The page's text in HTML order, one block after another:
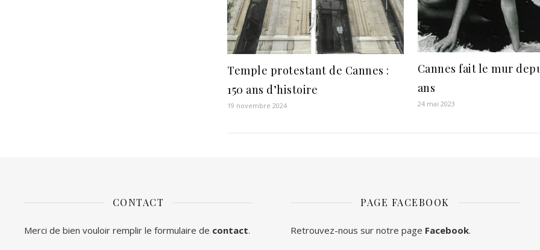
Temple protestant de Cannes :
150 ans d’histoire
19 novembre 2024
Cannes fait le mur
ans
24 mai 2023
CONTACT
Merci de bien vouloir remplir le formulaire de contact.
PAGE FACEBOOK
Retrouvez-nous sur notre page Facebook.